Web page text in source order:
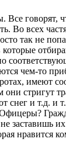
Все говорят,
Во всех
так не
которые
чем-то
имеют
они стригут
снег и т.д. и
заставишь
нравится